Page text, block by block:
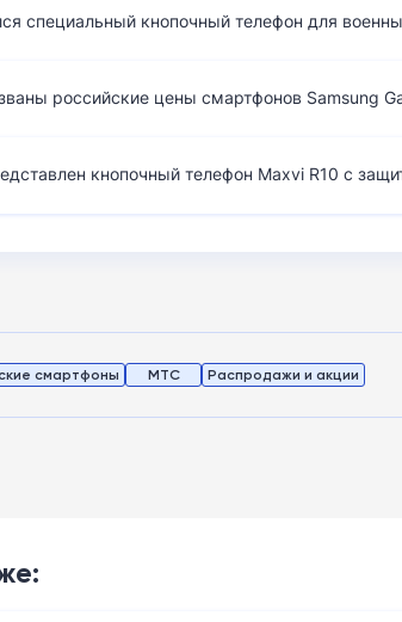
специальный кнопочный телефон для
российские цены смартфонов Samsung
кнопочный телефон Maxvi R10 с
смартфоны МТС Распродажи и акции